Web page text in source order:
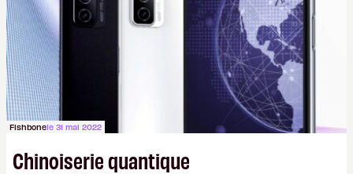
Fishbonele 31 mai 2022
Chinoiserie quantique